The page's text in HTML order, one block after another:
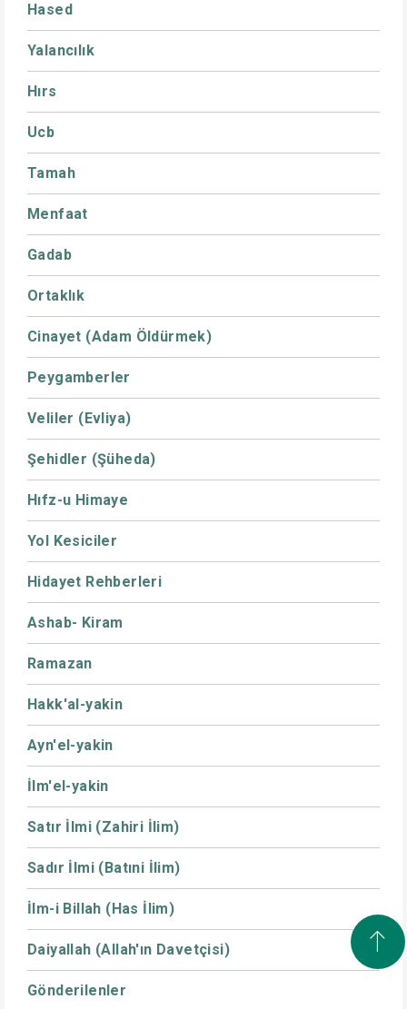
Hased
Yalancılık
Hırs
Ucb
Tamah
Menfaat
Gadab
Ortaklık
Cinayet (Adam Öldürmek)
Peygamberler
Veliler (Evliya)
Şehidler (Şüheda)
Hıfz-u Himaye
Yol Kesiciler
Hidayet Rehberleri
Ashab- Kiram
Ramazan
Hakk'al-yakin
Ayn'el-yakin
İlm'el-yakin
Satır İlmi (Zahiri İlim)
Sadır İlmi (Batıni İlim)
İlm-i Billah (Has İlim)
Daiyallah (Allah'ın Davetçisi)
Gönderilenler